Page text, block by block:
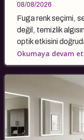
08/08/2026
Fuga renk seçimi,
değil, temizlik
optik etkisini
Okumaya devam et